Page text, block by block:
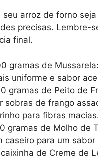
seu arroz de forno
precisas. Lembre-
final.
gramas de
uniforme e sabor
gramas de Peito de
sobras de frango
para fibras macias.
gramas de Molho de
caseiro para um
de Creme de